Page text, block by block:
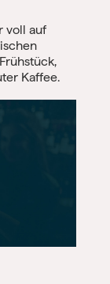
voll auf
Kaffee.